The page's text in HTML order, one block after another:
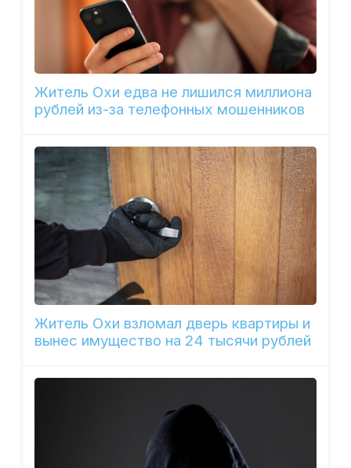
Житель Охи едва не лишился миллиона
рублей из-за телефонных мошенников
Житель Охи взломал дверь квартиры и
вынес имущество на 24 тысячи рублей